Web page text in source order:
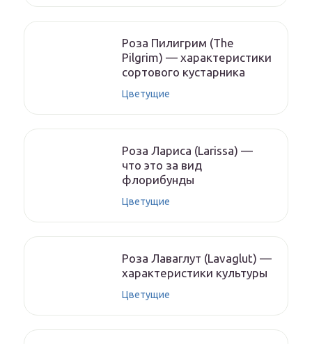
Роза Пилигрим (The
Pilgrim) — характеристики
сортового кустарника
Цветущие
Роза Лариса (Larissa) —
что это за вид
флорибунды
Цветущие
Роза Лаваглут (Lavaglut) —
характеристики культуры
Цветущие